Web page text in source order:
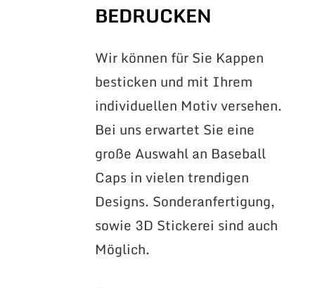
BEDRUCKEN
Wir können für Sie Kappen
besticken und mit Ihrem
individuellen Motiv versehen.
Bei uns erwartet Sie eine
große Auswahl an Baseball
Caps in vielen trendigen
Designs. Sonderanfertigung,
sowie 3D Stickerei sind auch
Möglich.